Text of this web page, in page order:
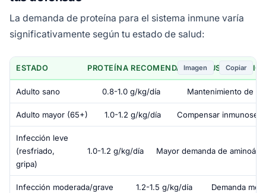
La demanda de proteína para el sistema inmune varía
significativamente según tu estado de salud:
ESTADO PROTEÍNA RECOMENDADA
Adulto sano 0.8-1.0 g/kg/día Mantenimiento de la
Adulto mayor (65+) 1.0-1.2 g/kg/día Compensar
Infección leve
(resfriado,
gripa)
1.0-1.2 g/kg/día Mayor demanda de
Infección moderada/grave 1.2-1.5 g/kg/día Demanda
Copiar
Imagen